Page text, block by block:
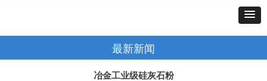
最新新闻
冶金工业级硅灰石粉